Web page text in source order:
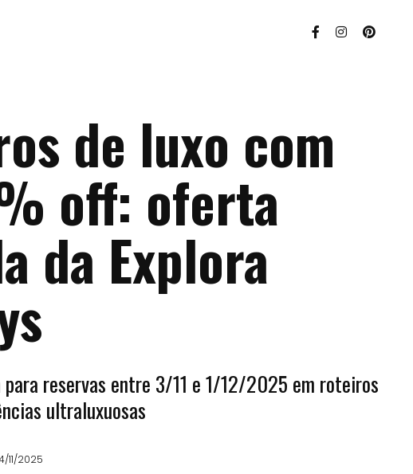
de luxo com
off: oferta
da Explora
para reservas entre 3/11 e 1/12/2025 em roteiros
ultraluxuosas
11/2025